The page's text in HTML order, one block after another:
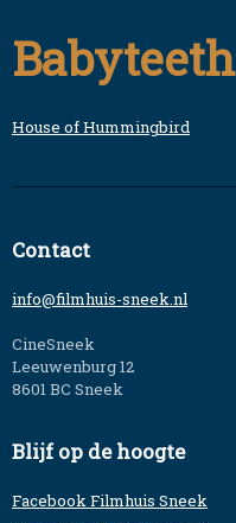
to
content
Babyteeth
Bericht
navigatie
House of Hummingbird
Contact
info@filmhuis-sneek.nl
CineSneek
Leeuwenburg 12
8601 BC Sneek
Blijf op de hoogte
Facebook Filmhuis Sneek